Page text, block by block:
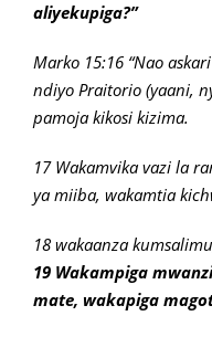
aliyekupiga?”
Marko 15:16 “Nao
ndiyo Praitorio (yaani,
pamoja kikosi kizima.
17 Wakamvika vazi la
ya miiba, wakamtia
18 wakaanza
19 Wakampiga
mate, wakapiga